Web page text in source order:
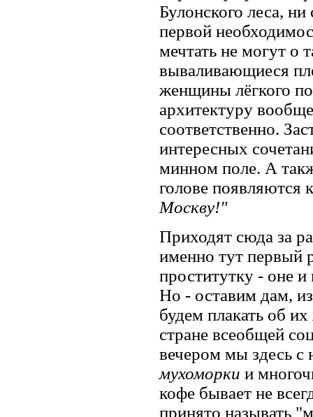
Булонского леса,
первой
мечтать не могут о
вываливающиеся
женщины лёгкого
архитектуру
соответственно.
интересных
минном поле. А
голове появляются
Москву!"
Приходят сюда за
именно тут первый
проститутку - оне
Но - оставим дам,
будем плакать об
стране всеобщей
вечером мы здесь с
мухоморки и
кофе бывает не
принято называть